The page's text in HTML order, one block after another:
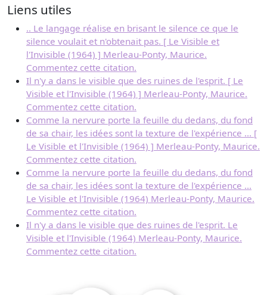
Liens utiles
.. Le langage réalise en brisant le silence ce que le
silence voulait et n'obtenait pas. [ Le Visible et
l'Invisible (1964) ] Merleau-Ponty, Maurice.
Commentez cette citation.
Il n'y a dans le visible que des ruines de l'esprit. [ Le
Visible et l'Invisible (1964) ] Merleau-Ponty, Maurice.
Commentez cette citation.
Comme la nervure porte la feuille du dedans, du fond
de sa chair, les idées sont la texture de l'expérience ... [
Le Visible et l'Invisible (1964) ] Merleau-Ponty, Maurice.
Commentez cette citation.
Comme la nervure porte la feuille du dedans, du fond
de sa chair, les idées sont la texture de l'expérience ...
Le Visible et l'Invisible (1964) Merleau-Ponty, Maurice.
Commentez cette citation.
Il n'y a dans le visible que des ruines de l'esprit. Le
Visible et l'Invisible (1964) Merleau-Ponty, Maurice.
Commentez cette citation.